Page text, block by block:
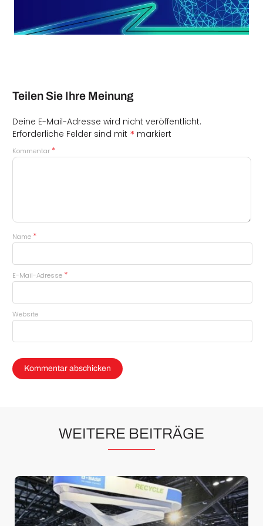
Teilen Sie Ihre Meinung
Deine E-Mail-Adresse wird nicht veröffentlicht.
Erforderliche Felder sind mit * markiert
Kommentar *
Name *
E-Mail-Adresse *
Website
WEITERE BEITRÄGE